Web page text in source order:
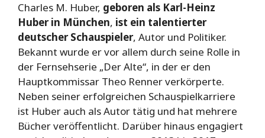
Charles M. Huber, geboren als Karl-Heinz
Huber in München, ist ein talentierter
deutscher Schauspieler, Autor und Politiker.
Bekannt wurde er vor allem durch seine Rolle in
der Fernsehserie „Der Alte“, in der er den
Hauptkommissar Theo Renner verkörperte.
Neben seiner erfolgreichen Schauspielkarriere
ist Huber auch als Autor tätig und hat mehrere
Bücher veröffentlicht. Darüber hinaus engagiert